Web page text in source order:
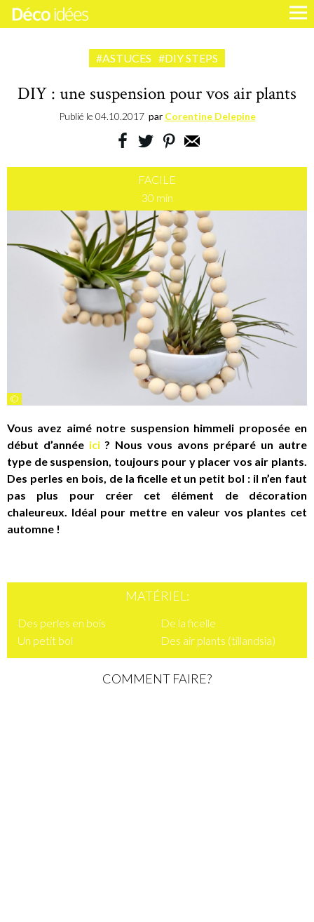
#ASTUCES #DIY STEPS
DIY : une suspension pour vos air plants
Publié le 04.10.2017 par Corentine Delepine
FACILE
30 min
©
Vous avez aimé notre suspension himmeli proposée en
début d’année ici? Nous vous avons préparé un autre
type de suspension, toujours pour y placer vos air plants.
Des perles en bois, de la ficelle et un petit bol : il n’en faut
pas plus pour créer cet élément de décoration
chaleureux. Idéal pour mettre en valeur vos plantes cet
automne !
MATÉRIEL:
Des perles en bois
De la ficelle
Un petit bol
Des air plants (tillandsia)
COMMENT FAIRE?